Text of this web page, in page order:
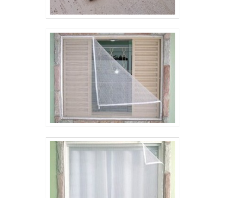
deseja achar o que precisa para arame recozido
oferece, como telas para fachada e telas
hexagonais (metálicas e plásticas).É
reconhecida por ser comprometida com os
serviços e inovadora, padrões possíveis por
contar com escritório de alta qualidade onde são
realizadas as atividades e estrutura suficiente
para atender todas as demandas. Todos esses
fatores, agregados a uma equipe com
colaboradores proativos e profissionais treinados
para atender com rapidez e eficácia, garantem o
sucesso de cada cliente de ponta a ponta. Saiba
mais solicitando um orçamento!